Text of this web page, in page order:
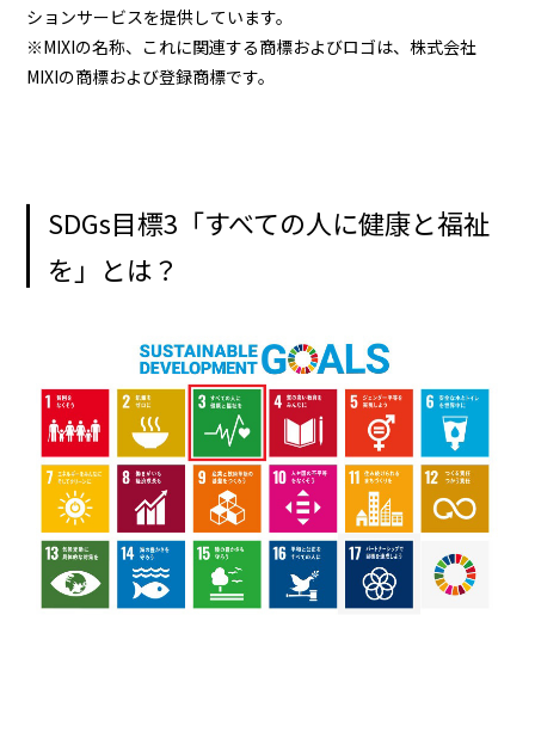
ションサービスを提供しています。
※MIXIの名称、これに関連する商標およびロゴは、株式会社
MIXIの商標および登録商標です。
SDGs目標3「すべての人に健康と福祉
を」とは？